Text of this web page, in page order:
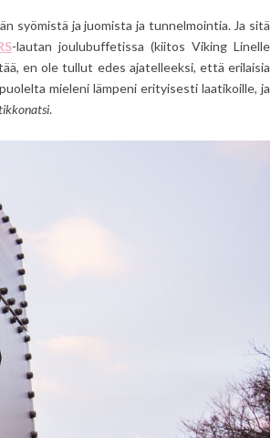
syömistä ja juomista ja tunnelmointia. Ja sitä
-lautan joulubuffetissa (kiitos Viking Linelle
en ole tullut edes ajatelleeksi, että erilaisia
mieleni lämpeni erityisesti laatikoille, ja
.